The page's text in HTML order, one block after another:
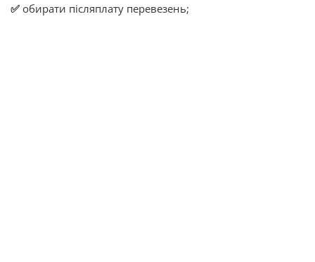
✅ обирати післяплату перевезень;